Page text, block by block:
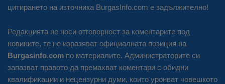
цитирането на източника BurgasInfo.com е задължително!
Редакцията не носи отговорност за коментарите под
новините, те не изразяват официалната позиция на
Burgasinfo.com по материалите. Администраторите си
запазват правото да премахват коментари с обидни
квалификации и нецензурни думи, които уронват човешкото